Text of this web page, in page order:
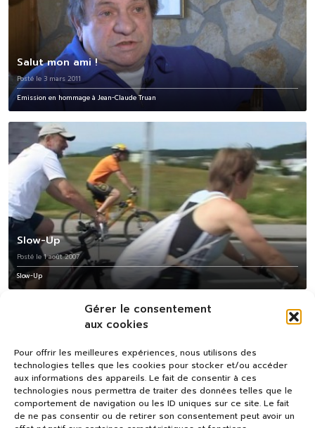
Gérer le consentement
aux cookies
Pour offrir les meilleures expériences, nous utilisons des
technologies telles que les cookies pour stocker et/ou accéder
aux informations des appareils. Le fait de consentir à ces
technologies nous permettra de traiter des données telles que le
comportement de navigation ou les ID uniques sur ce site. Le fait
de ne pas consentir ou de retirer son consentement peut avoir un
Salut mon ami !
Posté le 3 mars 2011
Emission en hommage à Jean-Claude Truan
Slow-Up
Posté le 1 août 2007
Slow-Up